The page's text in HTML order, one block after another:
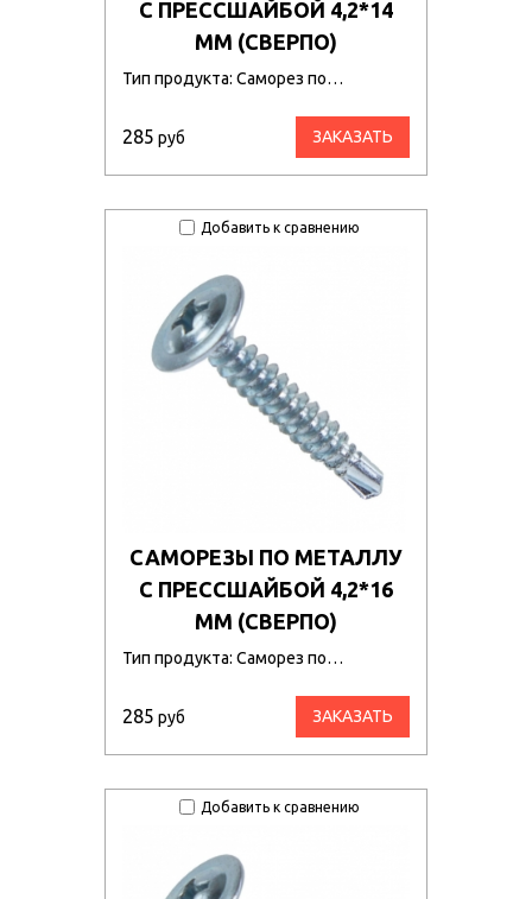
С ПРЕССШАЙБОЙ 4,2*14
ММ (СВЕРПО)
Тип продукта: Саморез по…
285 руб ЗАКАЗАТЬ
Добавить к сравнению
САМОРЕЗЫ ПО МЕТАЛЛУ
С ПРЕССШАЙБОЙ 4,2*16
ММ (СВЕРПО)
Тип продукта: Саморез по…
285 руб ЗАКАЗАТЬ
Добавить к сравнению